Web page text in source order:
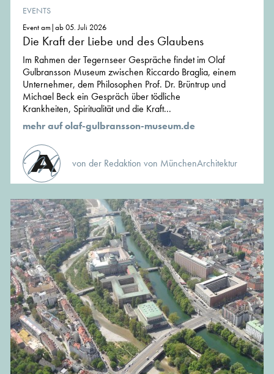
EVENTS
Event am|ab 05. Juli 2026
Die Kraft der Liebe und des Glaubens
Im Rahmen der Tegernseer Gespräche findet im Olaf
Gulbransson Museum zwischen Riccardo Braglia, einem
Unternehmer, dem Philosophen Prof. Dr. Brüntrup und
Michael Beck ein Gespräch über tödliche
Krankheiten, Spiritualität und die Kraft...
mehr auf olaf-gulbransson-museum.de
von der Redaktion von MünchenArchitektur